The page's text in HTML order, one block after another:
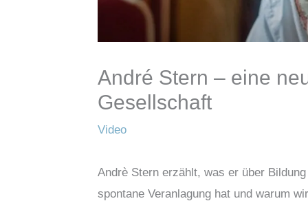
André Stern – eine
Gesellschaft
Video
Andrè Stern erzählt, was er über
spontane Veranlagung hat und warum